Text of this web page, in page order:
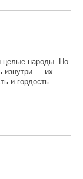
целые народы. Но
изнутри — их
и гордость.